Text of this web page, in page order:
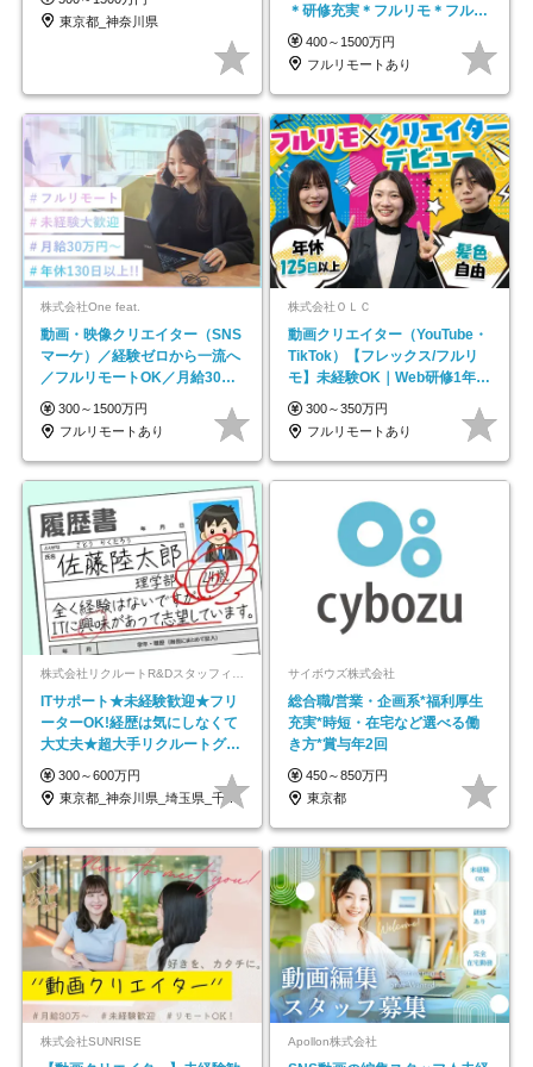
東京都_神奈川県
＊研修充実＊フルリモ＊フルフ
レックス＊
400～1500万円
フルリモートあり
株式会社One feat.
動画・映像クリエイター（SNS
マーケ）／経験ゼロから一流へ
／フルリモートOK／月給30万
円～／年休130日以上
300～1500万円
フルリモートあり
株式会社ＯＬＣ
動画クリエイター（YouTube・
TikTok）【フレックス/フルリ
モ】未経験OK｜Web研修1年間
｜副業OK
300～350万円
フルリモートあり
株式会社リクルートR&Dスタッフィング【リクルートグループ】
ITサポート★未経験歓迎★フリ
ーターOK!経歴は気にしなくて
大丈夫★超大手リクルートグル
ープの正社員/sg
300～600万円
東京都_神奈川県_埼玉県_千葉県_大阪府…
サイボウズ株式会社
総合職/営業・企画系*福利厚生
充実*時短・在宅など選べる働
き方*賞与年2回
450～850万円
東京都
株式会社SUNRISE Apollon株式会社